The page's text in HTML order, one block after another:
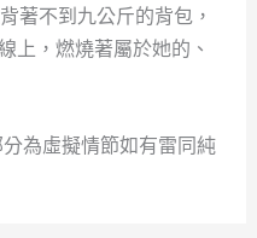
不到九公斤的背包，
上，燃燒著屬於她的、
為虛擬情節如有雷同純